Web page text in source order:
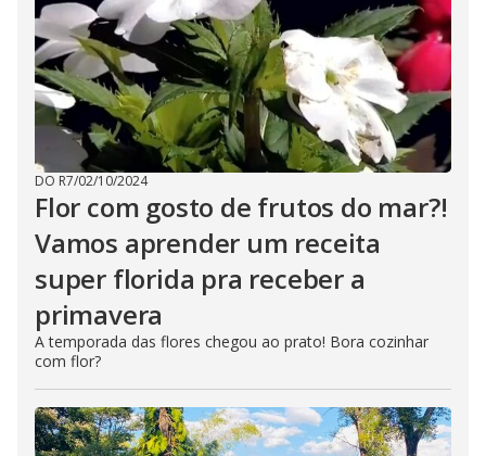
DO R7/02/10/2024
Flor com gosto de frutos do mar?!
Vamos aprender um receita
super florida pra receber a
primavera
A temporada das flores chegou ao prato! Bora cozinhar
com flor?